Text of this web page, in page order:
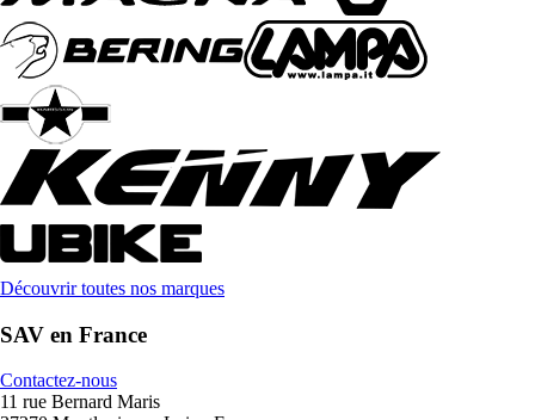
Découvrir toutes nos marques
SAV en France
Contactez-nous
11 rue Bernard Maris